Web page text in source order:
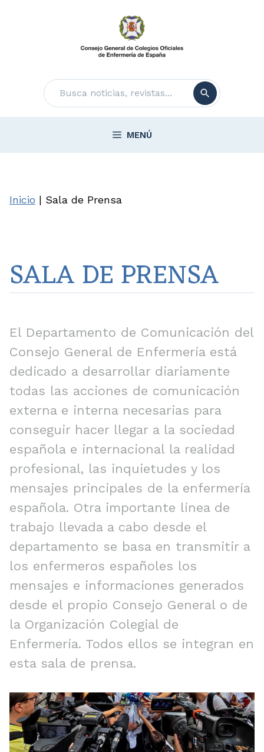
Buscar
MENÚ
Inicio | Sala de Prensa
SALA DE PRENSA
El Departamento de Comunicación del
Consejo General de Enfermería está
dedicado a desarrollar diariamente
todas las acciones de comunicación
externa e interna necesarias para
conseguir hacer llegar a la sociedad
española e internacional la realidad
profesional, las inquietudes y los
mensajes principales de la enfermería
española. Otra importante línea de
trabajo llevada a cabo desde el
departamento se basa en transmitir a
los enfermeros españoles los
mensajes e informaciones generados
desde el propio Consejo General o de
la Organización Colegial de
Enfermería. Todos ellos se integran en
esta sala de prensa.